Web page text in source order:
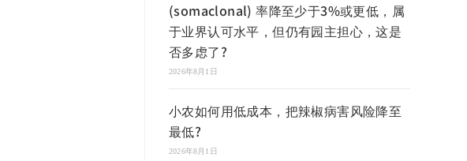
(somaclonal) 率降至少于3%或更低，属
于业界认可水平，但仍有园主担心，这是
否多虑了?
2026年8月1日
小农如何用低成本，把辣椒病害风险降至
最低?
2026年8月1日